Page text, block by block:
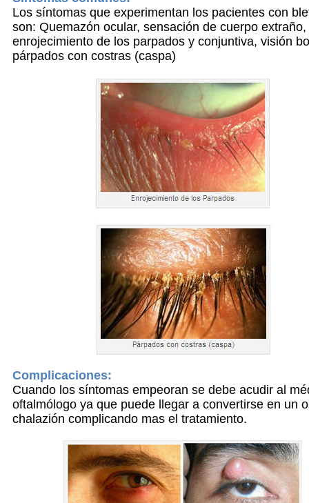
Los síntomas que experimentan los pacientes con
son: Quemazón ocular, sensación de cuerpo extraño,
enrojecimiento de los parpados y conjuntiva, visión
párpados con costras (caspa)
Complicaciones:
Cuando los síntomas empeoran se debe acudir al
oftalmólogo ya que puede llegar a convertirse en un
chalazión complicando mas el tratamiento.